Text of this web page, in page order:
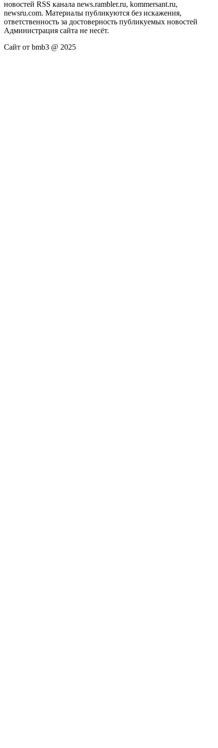
новостей RSS канала news.rambler.ru, kommersant.ru,
newsru.com. Материалы публикуются без искажения,
ответственность за достоверность публикуемых новостей
Администрация сайта не несёт.
Сайт от bmb3 @ 2025